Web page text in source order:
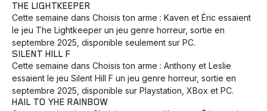
THE LIGHTKEEPER
Cette semaine dans Choisis ton arme : Kaven et Éric essaient
le jeu The Lightkeeper un jeu genre horreur, sortie en
septembre 2025, disponible seulement sur PC.
SILENT HILL F
Cette semaine dans Choisis ton arme : Anthony et Leslie
essaient le jeu Silent Hill F un jeu genre horreur, sortie en
septembre 2025, disponible sur Playstation, XBox et PC.
HAIL TO YHE RAINBOW